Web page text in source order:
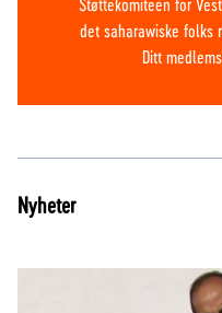
det saharawiske folks
Ditt
Nyheter